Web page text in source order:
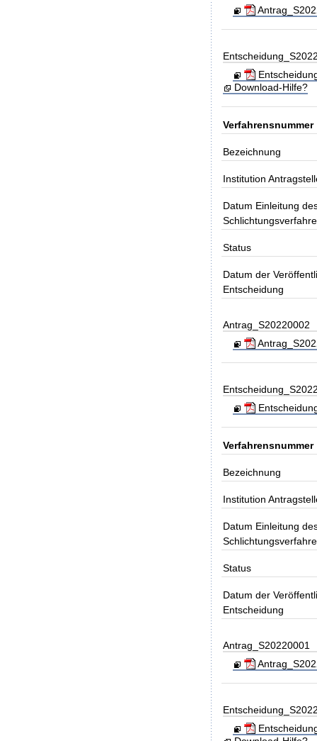
Download-Hilfe?
Verfahrensnummer
Bezeichnung
Institution
Datum Einleitung
Status
Datum der
Entscheidung
Antrag_S20220002
Verfahrensnummer
Bezeichnung
Institution
Datum Einleitung
Status
Datum der
Entscheidung
Antrag_S20220001